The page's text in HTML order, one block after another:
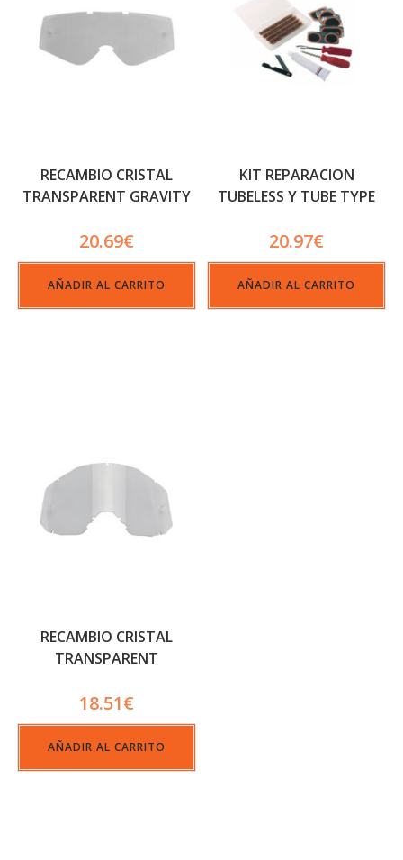
RECAMBIO CRISTAL
TRANSPARENT GRAVITY
20.69€
AÑADIR AL CARRITO
KIT REPARACION
TUBELESS Y TUBE TYPE
20.97€
AÑADIR AL CARRITO
RECAMBIO CRISTAL
TRANSPARENT
18.51€
AÑADIR AL CARRITO